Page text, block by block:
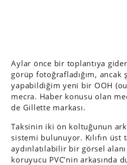
Aylar önce bir toplantıya
görüp fotoğrafladığım, ancak
yapabildiğim yeni bir OOH
mecra. Haber konusu olan
de Gillette markası.
Taksinin iki ön koltuğunun
sistemi bulunuyor. Kılıfın üst
aydınlatılabilir bir görsel
koruyucu PVC’nin arkasında